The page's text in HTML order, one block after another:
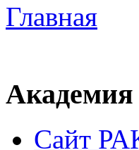
Главная
Академия
Сайт